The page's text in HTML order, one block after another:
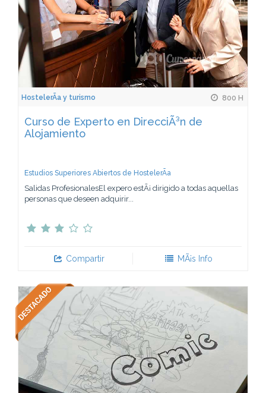
HostelerÃ­a y turismo 800 H
Curso de Experto en DirecciÃ³n de
Alojamiento
Estudios Superiores Abiertos de HostelerÃ­a
Salidas ProfesionalesEl expero estÃ¡ dirigido a todas aquellas
personas que deseen adquirir...
Compartir MÃ¡s Info